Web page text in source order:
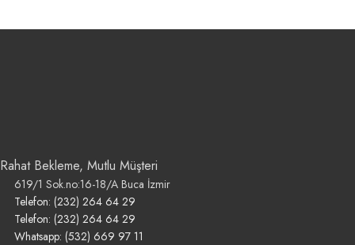
Rahat Bekleme, Mutlu Müşteri
619/1 Sok.no:16-18/A Buca İzmir
Telefon: (232) 264 64 29
Telefon: (232) 264 64 29
Whatsapp: (532) 669 97 11